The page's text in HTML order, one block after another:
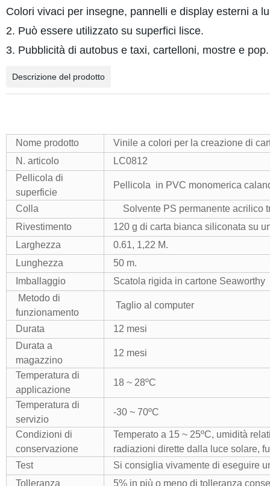
Colori vivaci per insegne, pannelli e display esterni a
2. Può essere utilizzato su superfici lisce.
3. Pubblicità di autobus e taxi, cartelloni, mostre e pop.
Descrizione del prodotto
Nome prodotto
Vinile a colori per la creazione di
N. articolo
LC0812
Pellicola di
superficie
Pellicola in PVC monomerica
Colla
Solvente PS permanente acrilico
Rivestimento
120 g di carta bianca siliconata su
Larghezza
0.61, 1,22 M.
Lunghezza
50 m.
Imballaggio
Scatola rigida in cartone Seaworthy
Metodo di
funzionamento
Taglio al computer
Durata
12 mesi
Durata a
magazzino
12 mesi
Temperatura di
applicazione
18 ~ 28ºC
Temperatura di
servizio
-30 ~ 70ºC
Condizioni di
conservazione
Temperato a 15 ~ 25ºC, umidità
radiazioni dirette dalla luce solare,
Test
Si consiglia vivamente di eseguire
Tolleranza
5% in più o meno di tolleranza